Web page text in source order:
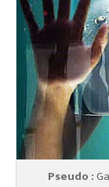
Pseudo :